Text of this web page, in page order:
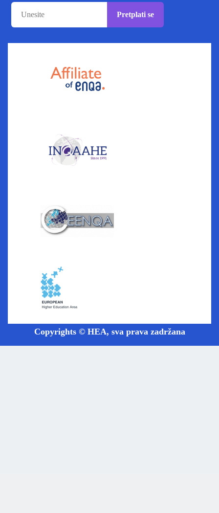
Pretplati se
Copyrights © HEA, sva prava zadržana